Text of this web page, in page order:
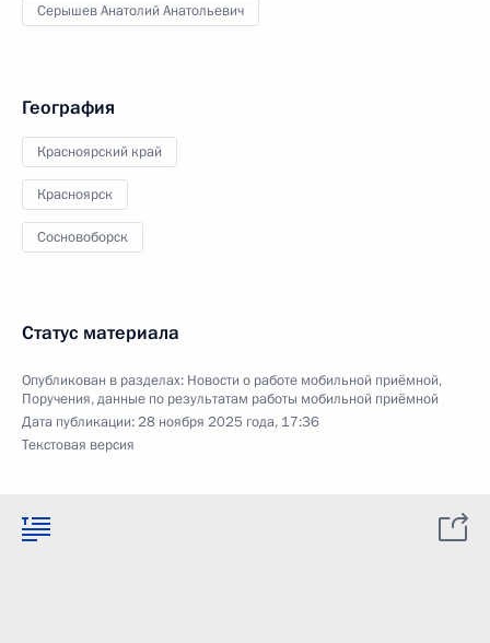
Серышев Анатолий Анатольевич
География
Красноярский край
Красноярск
Сосновоборск
Статус материала
Опубликован в разделах: Новости о работе мобильной приёмной,
Поручения, данные по результатам работы мобильной приёмной
Дата публикации:28 ноября 2025 года, 17:36
Текстовая версия